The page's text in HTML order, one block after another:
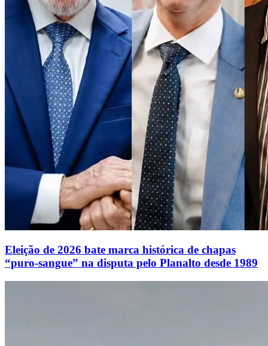
Eleição de 2026 bate marca histórica de chapas
“puro-sangue” na disputa pelo Planalto desde 1989